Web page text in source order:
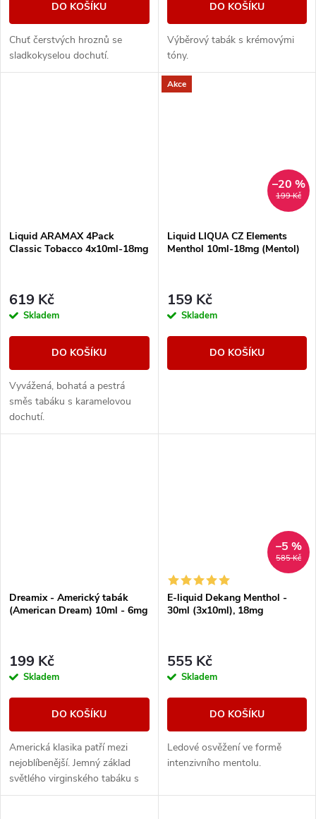
DO KOŠÍKU
Chuť čerstvých hroznů se
sladkokyselou dochutí.
DO KOŠÍKU
Výběrový tabák s krémovými
tóny.
Liquid ARAMAX 4Pack
Classic Tobacco 4x10ml-18mg
619 Kč
Skladem
DO KOŠÍKU
Vyvážená, bohatá a pestrá
směs tabáku s karamelovou
dochutí.
Akce
199 Kč
–20 %
Liquid LIQUA CZ Elements
Menthol 10ml-18mg (Mentol)
159 Kč
Skladem
DO KOŠÍKU
Dreamix - Americký tabák
(American Dream) 10ml - 6mg
199 Kč
Skladem
DO KOŠÍKU
Americká klasika patří mezi
nejoblíbenější. Jemný základ
světlého virginského tabáku s
sebou nese nenápadné lehce
585 Kč
–5 %
E-liquid Dekang Menthol -
30ml (3x10ml), 18mg
555 Kč
Skladem
DO KOŠÍKU
Ledové osvěžení ve formě
intenzivního mentolu.